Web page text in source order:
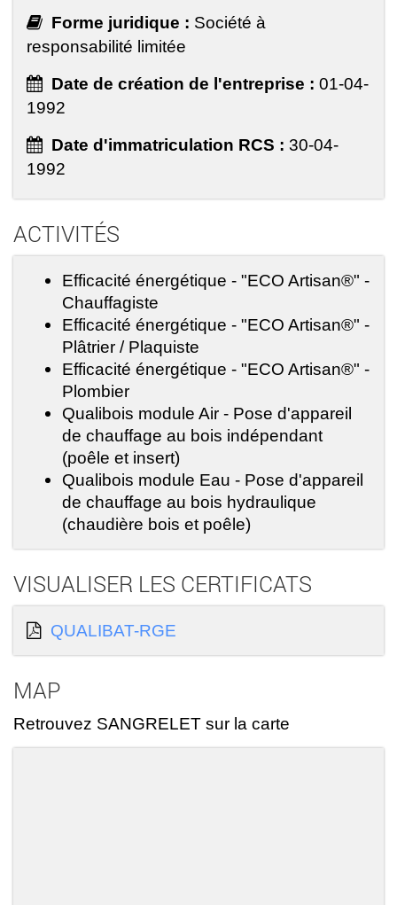
Forme juridique : Société à
responsabilité limitée
Date de création de l'entreprise : 01-04-
1992
Date d'immatriculation RCS : 30-04-
1992
ACTIVITÉS
Efficacité énergétique - "ECO Artisan®" -
Chauffagiste
Efficacité énergétique - "ECO Artisan®" -
Plâtrier / Plaquiste
Efficacité énergétique - "ECO Artisan®" -
Plombier
Qualibois module Air - Pose d'appareil
de chauffage au bois indépendant
(poêle et insert)
Qualibois module Eau - Pose d'appareil
de chauffage au bois hydraulique
(chaudière bois et poêle)
VISUALISER LES CERTIFICATS
QUALIBAT-RGE
MAP
Retrouvez SANGRELET sur la carte